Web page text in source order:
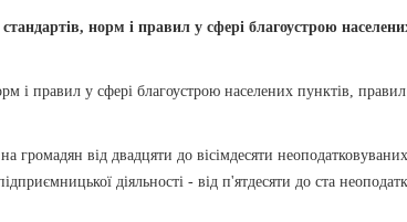
норм і правил у сфері благоустрою
і правил у сфері благоустрою населених пунктів,
громадян від двадцяти до вісімдесяти
діяльності - від п'ятдесяти до ста